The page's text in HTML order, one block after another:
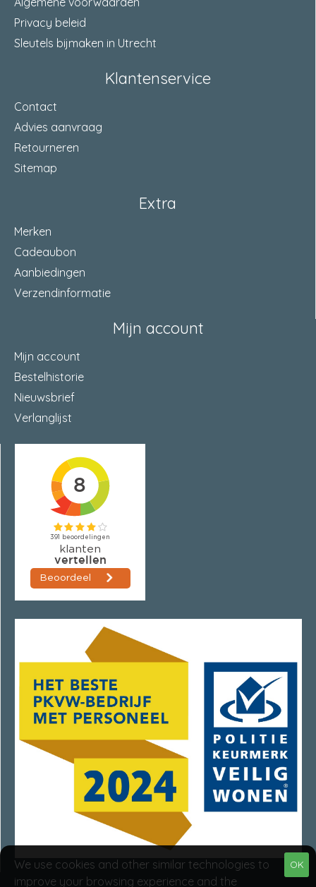
Privacy beleid
Sleutels bijmaken in Utrecht
Klantenservice
Contact
Advies aanvraag
Retourneren
Sitemap
Extra
Merken
Cadeaubon
Aanbiedingen
Verzendinformatie
Mijn account
Mijn account
Bestelhistorie
Nieuwsbrief
Verlanglijst
OK
We use cookies and other similar technologies to
improve your browsing experience and the